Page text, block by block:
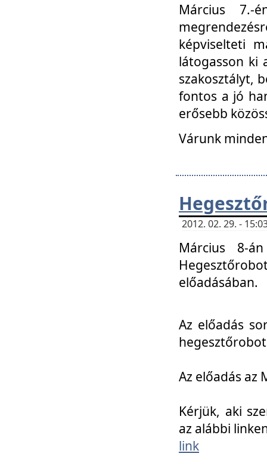
Március 7.-
képviselteti
látogasson ki
szakosztályt,
fontos a jó
erősebb
Várunk
2012. 02. 29. -
Március 8-
előadásában.
Az előadás
Az előadás az
Kérjük, aki
az alábbi
link